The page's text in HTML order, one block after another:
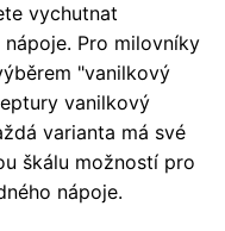
vychutnat
Pro milovníky
"vanilkový
vanilkový
varianta má své
škálu možností pro
nápoje.